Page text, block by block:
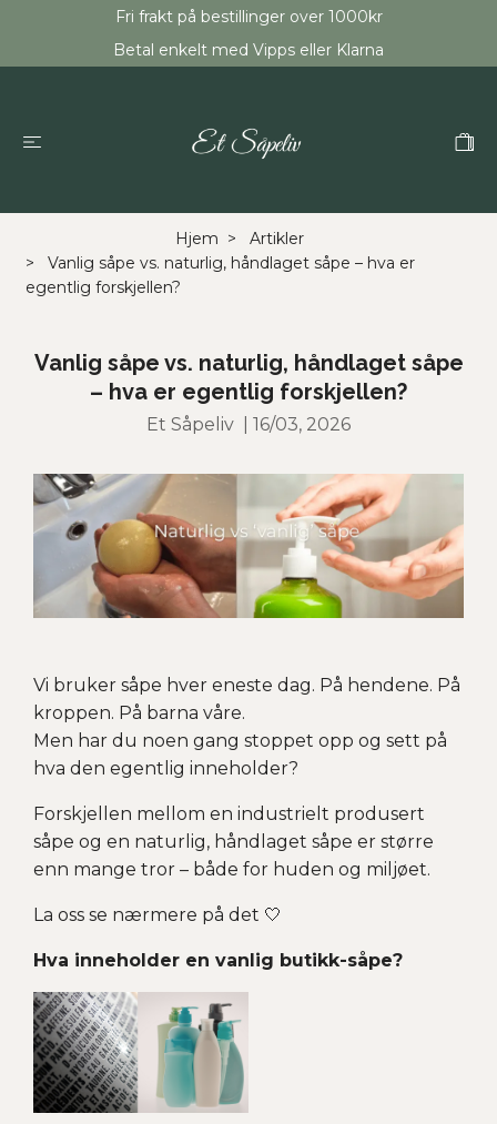
Fri frakt på bestillinger over 1000kr
Betal enkelt med Vipps eller Klarna
Hjem
Artikler
Vanlig såpe vs. naturlig, håndlaget såpe – hva er
egentlig forskjellen?
Vanlig såpe vs. naturlig, håndlaget såpe
– hva er egentlig forskjellen?
Et Såpeliv 16/03, 2026
Vi bruker såpe hver eneste dag. På hendene. På
kroppen. På barna våre.
Men har du noen gang stoppet opp og sett på
hva den egentlig inneholder?
Forskjellen mellom en industrielt produsert
såpe og en naturlig, håndlaget såpe er større
enn mange tror – både for huden og miljøet.
La oss se nærmere på det 🤍
Hva inneholder en vanlig butikk-såpe?